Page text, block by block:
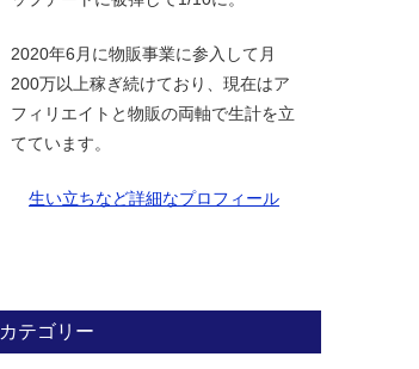
2020年6月に物販事業に参入して月
200万以上稼ぎ続けており、現在はア
フィリエイトと物販の両軸で生計を立
てています。
生い立ちなど詳細なプロフィール
カテゴリー